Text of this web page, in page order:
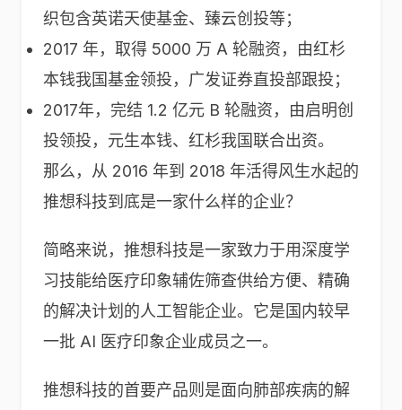
织包含英诺天使基金、臻云创投等；
2017 年，取得 5000 万 A 轮融资，由红杉
本钱我国基金领投，广发证券直投部跟投；
2017年，完结 1.2 亿元 B 轮融资，由启明创
投领投，元生本钱、红杉我国联合出资。
那么，从 2016 年到 2018 年活得风生水起的
推想科技到底是一家什么样的企业？
简略来说，推想科技是一家致力于用深度学
习技能给医疗印象辅佐筛查供给方便、精确
的解决计划的人工智能企业。它是国内较早
一批 AI 医疗印象企业成员之一。
推想科技的首要产品则是面向肺部疾病的解